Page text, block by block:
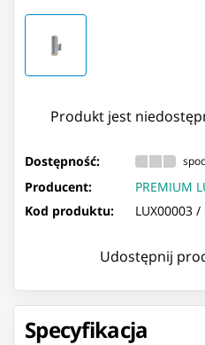
Produkt jest
Dostępność:
Producent:
PREMIUM
Kod produktu:
LUX00003 /
Udostępnij
Specyfikacja